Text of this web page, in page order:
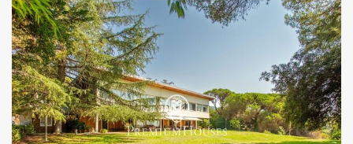
rectes d'amplis espais interiors i comunicats entre si, la seva
ubicació i orientació són immillorables. La casa es distribueix
en dues plantes i el seu disseny està pensat per aconseguir la
màxima privadesa. En la planta principal, l'ampli rebedor
separa la zona de cuina i servei de la zona de menjador, saló,
terrassa amb vista al mar, despatx i piscina interior. En la
planta inferior es distribueixen els dormitoris amb sortides
independents al jardí. Des de la mateixa entrada a la propietat
veiem la seva distribució en dues àrees, la casa en si i la zona